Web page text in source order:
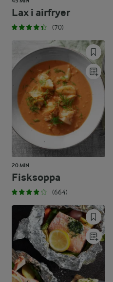
Lax i airfryer
(70)
20 MIN
Fisksoppa
(664)